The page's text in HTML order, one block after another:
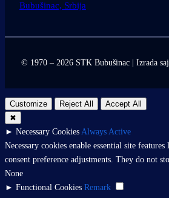
Bubušinac, Srbija
© 1970 – 2026 STK Bubušinac | Izrada
Customize Reject All
Accept All
✖
► Necessary Cookies Always Active
Necessary cookies enable essential site
consent preference adjustments. They do not
None
► Functional Cookies Remark